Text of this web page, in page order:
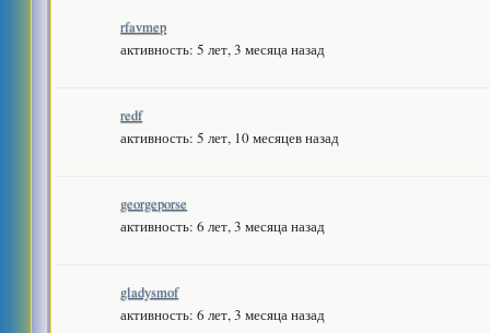
rfavmep
активность: 5 лет, 3 месяца назад
redf
активность: 5 лет, 10 месяцев назад
georgeporse
активность: 6 лет, 3 месяца назад
gladysmof
активность: 6 лет, 3 месяца назад